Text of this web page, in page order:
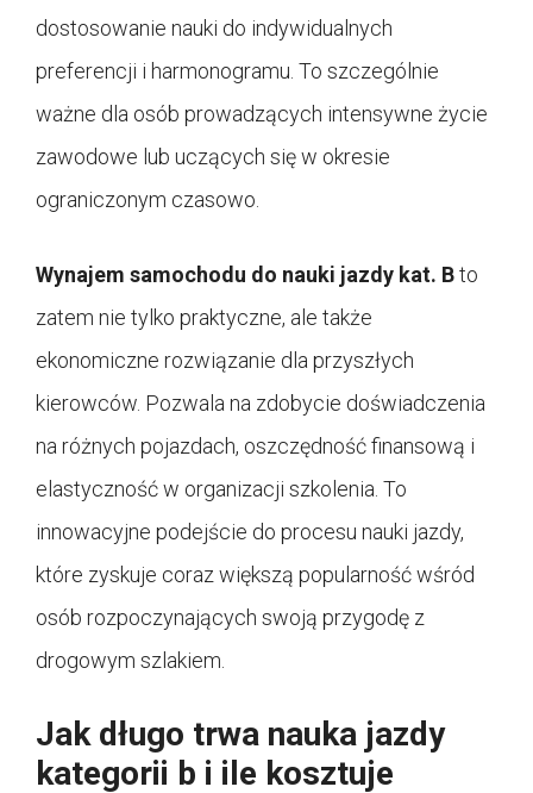
dostosowanie nauki do indywidualnych
preferencji i harmonogramu. To szczególnie
ważne dla osób prowadzących intensywne życie
zawodowe lub uczących się w okresie
ograniczonym czasowo.
Wynajem samochodu do nauki jazdy kat. Bto
zatem nie tylko praktyczne, ale także
ekonomiczne rozwiązanie dla przyszłych
kierowców. Pozwala na zdobycie doświadczenia
na różnych pojazdach, oszczędność finansową i
elastyczność w organizacji szkolenia. To
innowacyjne podejście do procesu nauki jazdy,
które zyskuje coraz większą popularność wśród
osób rozpoczynających swoją przygodę z
drogowym szlakiem.
Jak długo trwa nauka jazdy
kategorii b i ile kosztuje